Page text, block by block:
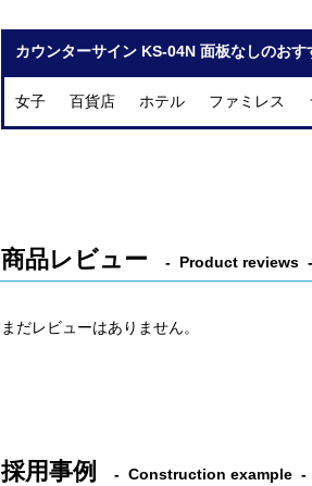
カウンターサイン KS-04N 面板なしのおす
女子 百貨店 ホテル ファミレス
商品レビュー Product reviews
まだレビューはありません。
採用事例 Construction example